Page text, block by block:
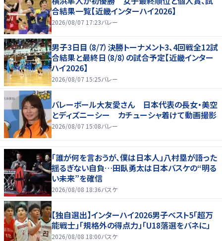
合結果一覧【近畿インターハイ2026】
2026/08/07 17:23バレー
男子3日目（8/7）決勝トーナメント3、4回戦全12試
合結果と最終日（8/8）の試合予定【近畿インター
ハイ2026】
2026/08/07 15:25バレー
バレーボール大友愛さん 日本代表の長女・美空
とディズニーシー カチューシャ着けて動画撮影
2026/08/07 15:08バレー
「誰が何を言おうが、僕は日本人」八村塁が語った
揺るぎない自負…田臥勇太は日本バスケの“明る
い未来”を確信
2026/08/08 18:36バスケ
【独自選出】インターハイ2026男子ベスト5「超万
能戦士」「規格外の得点力」「U18落選をバネに」
2026/08/08 18:00バスケ